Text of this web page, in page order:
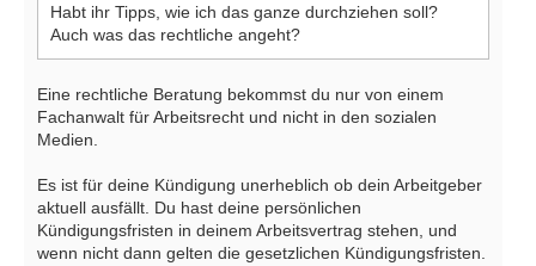
Habt ihr Tipps, wie ich das ganze durchziehen soll?
Auch was das rechtliche angeht?
Eine rechtliche Beratung bekommst du nur von einem
Fachanwalt für Arbeitsrecht und nicht in den sozialen
Medien.
Es ist für deine Kündigung unerheblich ob dein Arbeitgeber
aktuell ausfällt. Du hast deine persönlichen
Kündigungsfristen in deinem Arbeitsvertrag stehen, und
wenn nicht dann gelten die gesetzlichen Kündigungsfristen.